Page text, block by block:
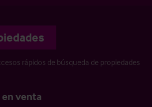
rápidos de búsqueda de propiedades
venta